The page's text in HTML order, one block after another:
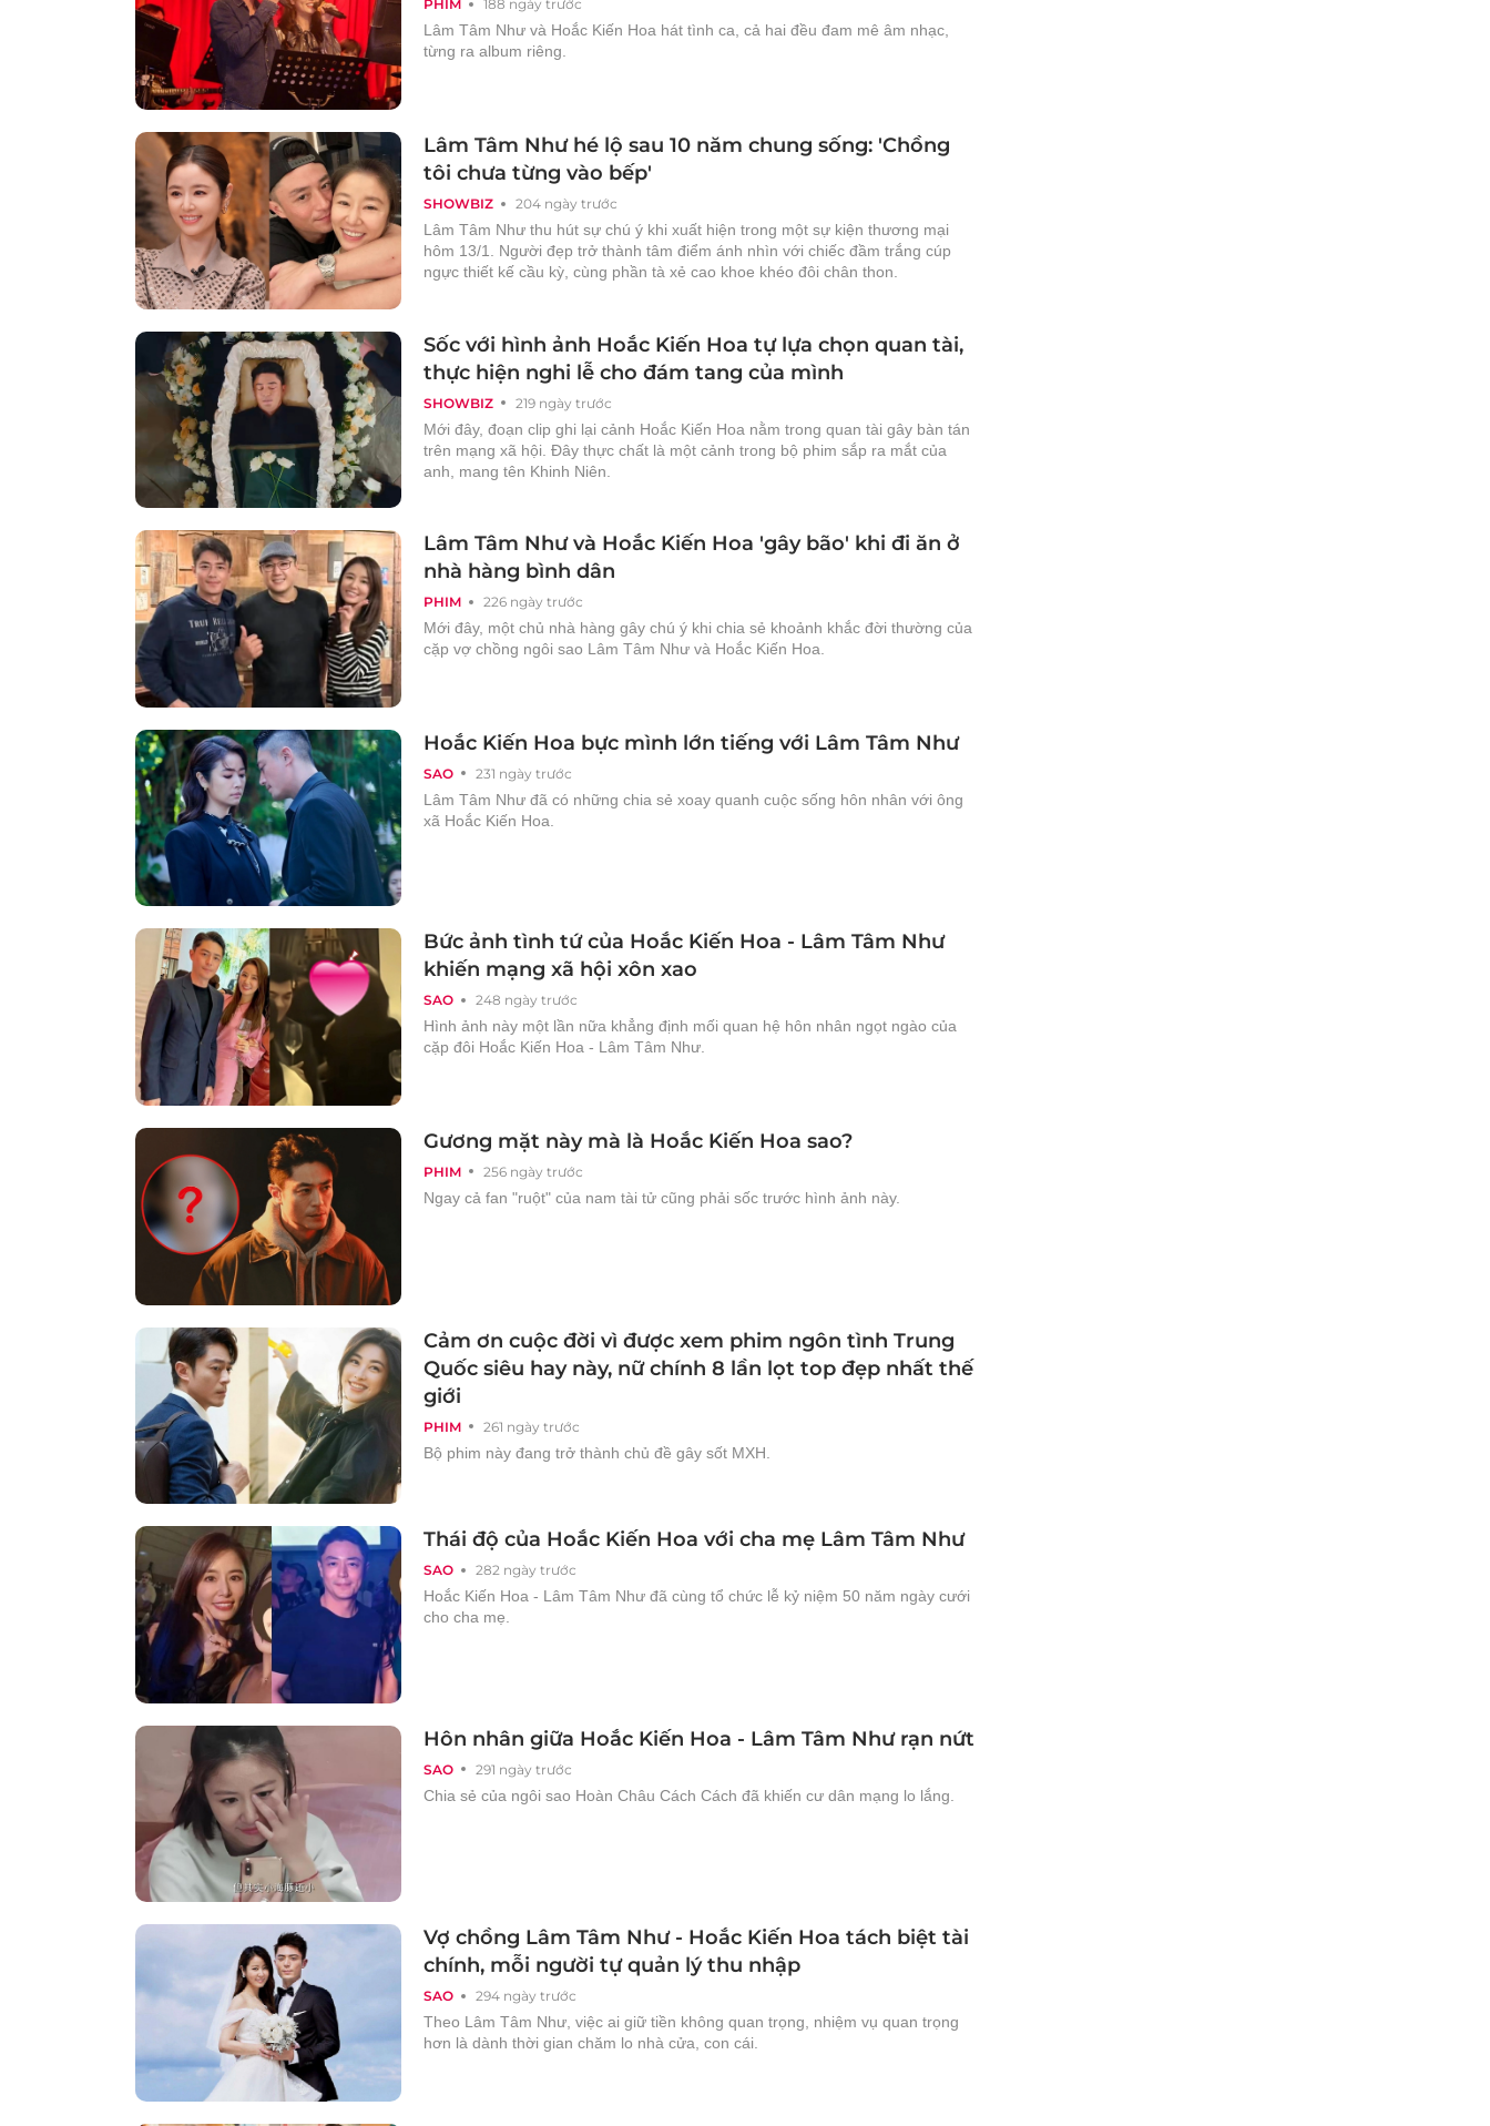
PHIM 188 ngày trước
Lâm Tâm Như và Hoắc Kiến Hoa hát tình ca, cả hai đều đam mê âm nhạc,
từng ra album riêng.
SHOWBIZ 204 ngày trước
Lâm Tâm Như hé lộ sau 10 năm chung sống: 'Chồng
tôi chưa từng vào bếp'
Lâm Tâm Như thu hút sự chú ý khi xuất hiện trong một sự kiện thương mại
hôm 13/1. Người đẹp trở thành tâm điểm ánh nhìn với chiếc đầm trắng cúp
ngực thiết kế cầu kỳ, cùng phần tà xẻ cao khoe khéo đôi chân thon.
SHOWBIZ 219 ngày trước
Sốc với hình ảnh Hoắc Kiến Hoa tự lựa chọn quan tài,
thực hiện nghi lễ cho đám tang của mình
Mới đây, đoạn clip ghi lại cảnh Hoắc Kiến Hoa nằm trong quan tài gây bàn tán
trên mạng xã hội. Đây thực chất là một cảnh trong bộ phim sắp ra mắt của
anh, mang tên Khinh Niên.
PHIM 226 ngày trước
Lâm Tâm Như và Hoắc Kiến Hoa 'gây bão' khi đi ăn ở
nhà hàng bình dân
Mới đây, một chủ nhà hàng gây chú ý khi chia sẻ khoảnh khắc đời thường của
cặp vợ chồng ngôi sao Lâm Tâm Như và Hoắc Kiến Hoa.
SAO 231 ngày trước
Hoắc Kiến Hoa bực mình lớn tiếng với Lâm Tâm Như
Lâm Tâm Như đã có những chia sẻ xoay quanh cuộc sống hôn nhân với ông
xã Hoắc Kiến Hoa.
SAO 248 ngày trước
Bức ảnh tình tứ của Hoắc Kiến Hoa - Lâm Tâm Như
khiến mạng xã hội xôn xao
Hình ảnh này một lần nữa khẳng định mối quan hệ hôn nhân ngọt ngào của
cặp đôi Hoắc Kiến Hoa - Lâm Tâm Như.
PHIM 256 ngày trước
Gương mặt này mà là Hoắc Kiến Hoa sao?
Ngay cả fan "ruột" của nam tài tử cũng phải sốc trước hình ảnh này.
PHIM 261 ngày trước
Cảm ơn cuộc đời vì được xem phim ngôn tình Trung
Quốc siêu hay này, nữ chính 8 lần lọt top đẹp nhất thế
giới
Bộ phim này đang trở thành chủ đề gây sốt MXH.
SAO 282 ngày trước
Thái độ của Hoắc Kiến Hoa với cha mẹ Lâm Tâm Như
Hoắc Kiến Hoa - Lâm Tâm Như đã cùng tổ chức lễ kỷ niệm 50 năm ngày cưới
cho cha mẹ.
SAO 291 ngày trước
Hôn nhân giữa Hoắc Kiến Hoa - Lâm Tâm Như rạn nứt
Chia sẻ của ngôi sao Hoàn Châu Cách Cách đã khiến cư dân mạng lo lắng.
SAO 294 ngày trước
Vợ chồng Lâm Tâm Như - Hoắc Kiến Hoa tách biệt tài
chính, mỗi người tự quản lý thu nhập
Theo Lâm Tâm Như, việc ai giữ tiền không quan trọng, nhiệm vụ quan trọng
hơn là dành thời gian chăm lo nhà cửa, con cái.